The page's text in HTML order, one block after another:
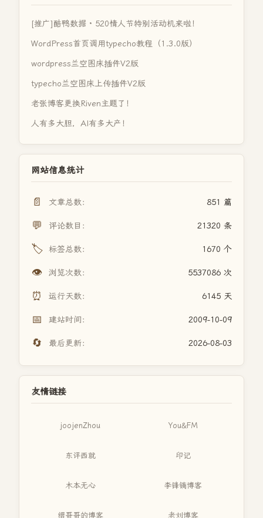
[推广]酷鸭数据 · 520情人节特别活动机来啦！
WordPress首页调用typecho教程（1.3.0版）
wordpress兰空图床插件V2版
typecho兰空图床上传插件V2版
老张博客更换Riven主题了！
人有多大胆，AI有多大产！
网站信息统计
📄 文章总数： 851 篇
💬 评论数目： 21320 条
🏷️ 标签总数： 1670 个
👁️ 浏览次数： 5537086 次
⏰ 运行天数： 6145 天
📅 建站时间： 2009-10-09
🔄 最后更新： 2026-08-03
友情链接
joojenZhou You&FM
东评西就 印记
木本无心 李锋镝博客
缙哥哥的博客 老刘博客